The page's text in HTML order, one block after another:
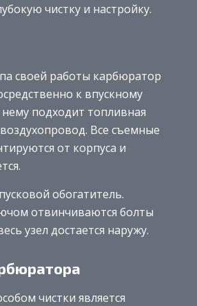
чистку и настройку.
своей работы карбюратор
к впускному
нему подходит топливная
Все съемные
от корпуса и
обогатитель.
отвинчиваются болты
узел достается наружу.
чистки является